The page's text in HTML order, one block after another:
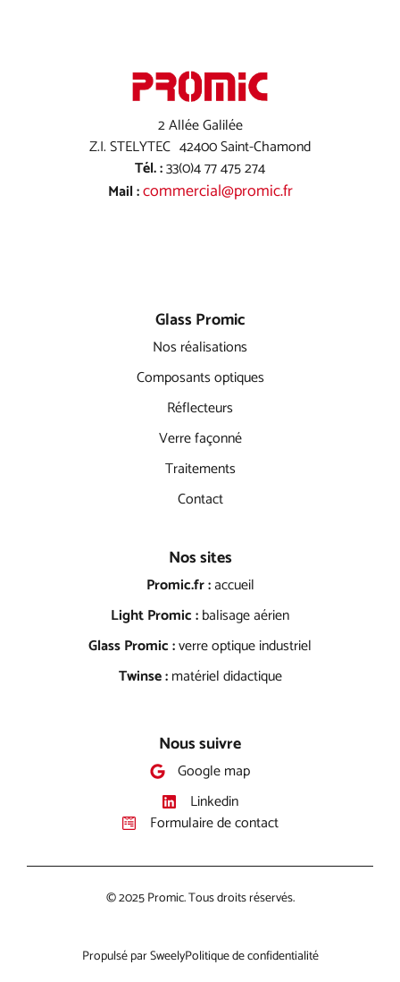
2 Allée Galilée
Z.I. STELYTEC 42400 Saint-Chamond
Tél. :33(0)4 77 475 274
Mail :commercial@promic.fr
Glass Promic
Nos réalisations
Composants optiques
Réflecteurs
Verre façonné
Traitements
Contact
Nos sites
Promic.fr :accueil
Light Promic :balisage aérien
Glass Promic :verre optique industriel
Twinse :matériel didactique
Nous suivre
Google map
Linkedin
Formulaire de contact
© 2025 Promic. Tous droits réservés.
Propulsé par SweelyPolitique de confidentialité